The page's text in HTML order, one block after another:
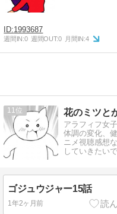
1993687
週間IN:0 週間OUT:0 月間IN:4
11 花のミツと
アラフィフ女
体調の変化、
ニメ視聴感想
していきたいで
ゴジュウジャー15話
1年2ヶ月前